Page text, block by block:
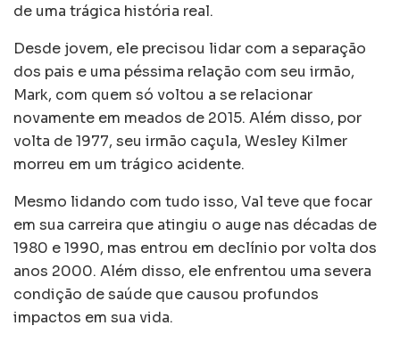
de uma trágica história real.
Desde jovem, ele precisou lidar com a separação
dos pais e uma péssima relação com seu irmão,
Mark, com quem só voltou a se relacionar
novamente em meados de 2015. Além disso, por
volta de 1977, seu irmão caçula, Wesley Kilmer
morreu em um trágico acidente.
Mesmo lidando com tudo isso, Val teve que focar
em sua carreira que atingiu o auge nas décadas de
1980 e 1990, mas entrou em declínio por volta dos
anos 2000. Além disso, ele enfrentou uma severa
condição de saúde que causou profundos
impactos em sua vida.